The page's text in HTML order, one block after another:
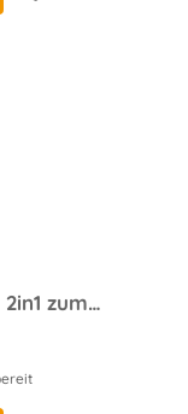
TimeTEX Whiteboard-Tafel 2in1 zum Aufstellen, magnethaftend